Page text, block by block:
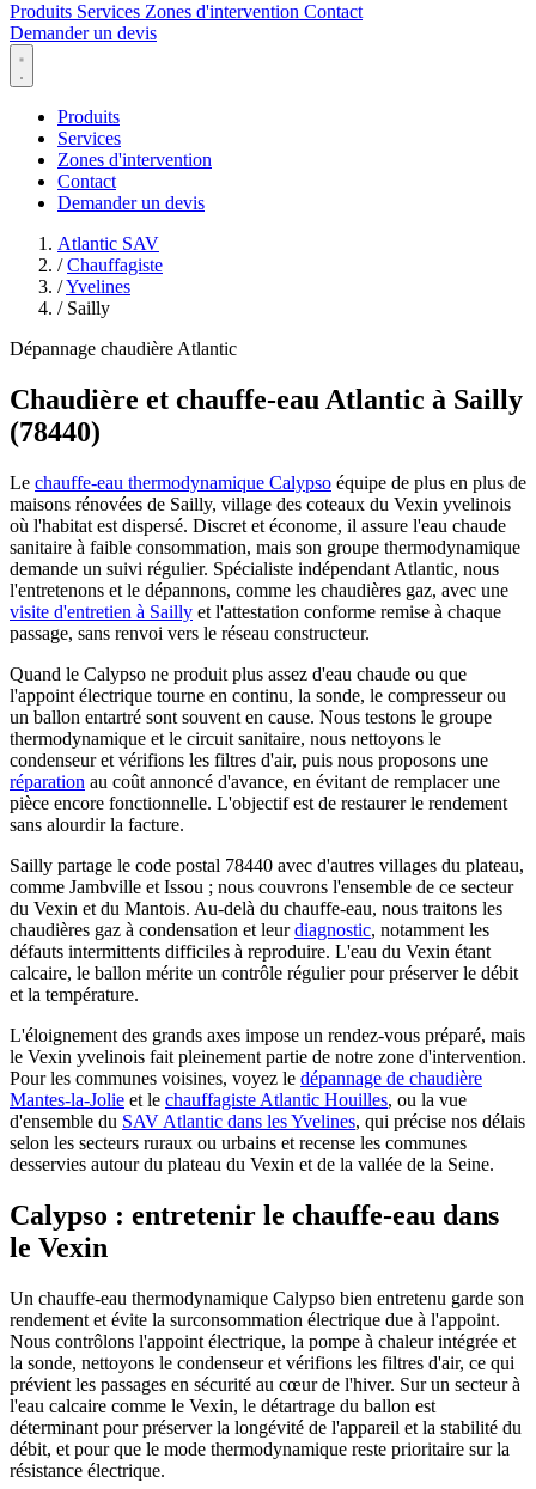
Produits Services Zones d'intervention Contact
Demander un devis
Produits
Services
Zones d'intervention
Contact
Demander un devis
Atlantic SAV
/ Chauffagiste
/Yvelines
/ Sailly
Dépannage chaudière Atlantic
Chaudière et chauffe-eau Atlantic à Sailly
(78440)
Le chauffe-eau thermodynamique Calypso équipe de plus en plus de
maisons rénovées de Sailly, village des coteaux du Vexin yvelinois
où l'habitat est dispersé. Discret et économe, il assure l'eau chaude
sanitaire à faible consommation, mais son groupe thermodynamique
demande un suivi régulier. Spécialiste indépendant Atlantic, nous
l'entretenons et le dépannons, comme les chaudières gaz, avec une
visite d'entretien à Sailly et l'attestation conforme remise à chaque
passage, sans renvoi vers le réseau constructeur.
Quand le Calypso ne produit plus assez d'eau chaude ou que
l'appoint électrique tourne en continu, la sonde, le compresseur ou
un ballon entartré sont souvent en cause. Nous testons le groupe
thermodynamique et le circuit sanitaire, nous nettoyons le
condenseur et vérifions les filtres d'air, puis nous proposons une
réparation au coût annoncé d'avance, en évitant de remplacer une
pièce encore fonctionnelle. L'objectif est de restaurer le rendement
sans alourdir la facture.
Sailly partage le code postal 78440 avec d'autres villages du plateau,
comme Jambville et Issou ; nous couvrons l'ensemble de ce secteur
du Vexin et du Mantois. Au-delà du chauffe-eau, nous traitons les
chaudières gaz à condensation et leurdiagnostic, notamment les
défauts intermittents difficiles à reproduire. L'eau du Vexin étant
calcaire, le ballon mérite un contrôle régulier pour préserver le débit
et la température.
L'éloignement des grands axes impose un rendez-vous préparé, mais
le Vexin yvelinois fait pleinement partie de notre zone d'intervention.
Pour les communes voisines, voyez le dépannage de chaudière
Mantes-la-Jolie et le chauffagiste Atlantic Houilles, ou la vue
d'ensemble du SAV Atlantic dans les Yvelines, qui précise nos délais
selon les secteurs ruraux ou urbains et recense les communes
desservies autour du plateau du Vexin et de la vallée de la Seine.
Calypso : entretenir le chauffe-eau dans
le Vexin
Un chauffe-eau thermodynamique Calypso bien entretenu garde son
rendement et évite la surconsommation électrique due à l'appoint.
Nous contrôlons l'appoint électrique, la pompe à chaleur intégrée et
la sonde, nettoyons le condenseur et vérifions les filtres d'air, ce qui
prévient les passages en sécurité au cœur de l'hiver. Sur un secteur à
l'eau calcaire comme le Vexin, le détartrage du ballon est
déterminant pour préserver la longévité de l'appareil et la stabilité du
débit, et pour que le mode thermodynamique reste prioritaire sur la
résistance électrique.